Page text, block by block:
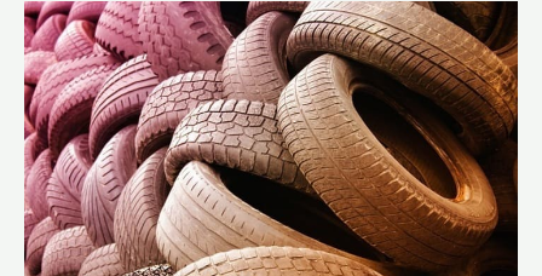
Propreté
à
Marseille
:
un
commerçant-
humoriste
se